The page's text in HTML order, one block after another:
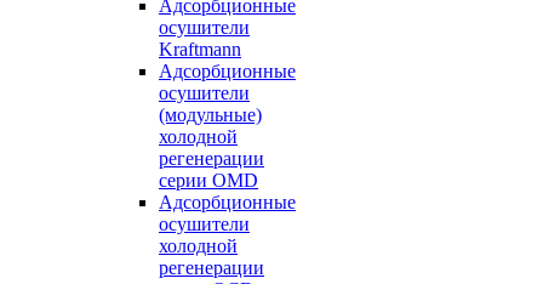
Адсорбционные
осушители
Kraftmann
Адсорбционные
осушители
(модульные)
холодной
регенерации
серии OMD
Адсорбционные
осушители
холодной
регенерации